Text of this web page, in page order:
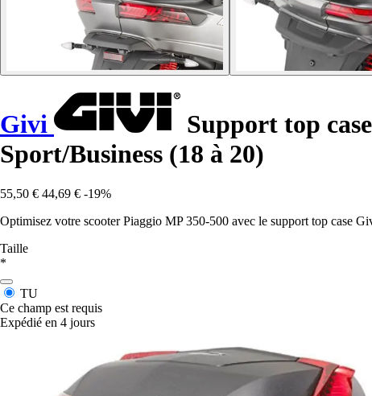
Givi
Support top
Sport/Business (18 à 20)
55,50 € 44,69 € -19%
Optimisez votre scooter Piaggio MP 350-500 avec le support top case
Taille
*
TU
Ce champ est requis
Expédié en 4 jours